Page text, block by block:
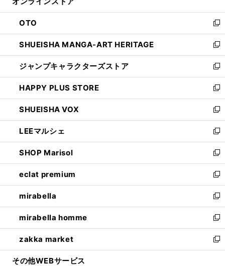
ウ
で
開
く
ン
ド
ウ
で
開
く
OTO
新
し
い
ウ
ィ
ン
ド
ウ
で
開
く
SHUEISHA MANGA-ART HERITAGE
新
し
い
ウ
ィ
ン
ド
ウ
で
開
く
ジャンプキャラクターズストア
新
し
い
ウ
ィ
ン
ド
ウ
で
開
く
HAPPY PLUS STORE
新
し
い
ウ
ィ
ン
ド
ウ
で
開
く
SHUEISHA VOX
新
し
い
ウ
ィ
ン
ド
ウ
で
開
く
LEEマルシェ
新
し
い
ウ
ィ
ン
ド
ウ
で
開
く
SHOP Marisol
新
し
い
ウ
ィ
ン
ド
ウ
で
開
eclat premium
新
し
い
ウ
ィ
ン
ド
ウ
mirabella
新
し
い
ウ
ィ
ン
mirabella homme
新
し
い
ウ
zakka market
新
し
その他WEBサービス